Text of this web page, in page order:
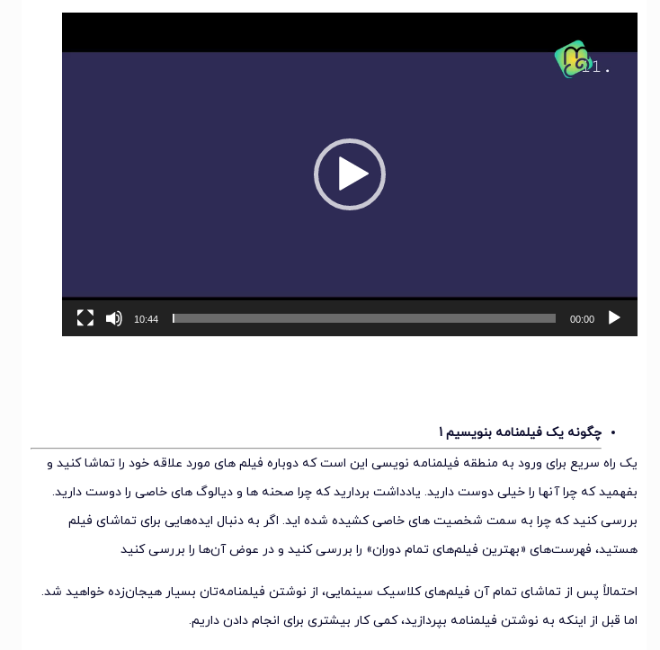
ویدیو
00:00
10:44
چگونه یک فیلمنامه بنویسیم 1
یک راه سریع برای ورود به منطقه فیلمنامه نویسی این است که دوباره فیلم های مورد علاقه خود را تماشا کنید و
بفهمید که چرا آنها را خیلی دوست دارید. یادداشت بردارید که چرا صحنه ها و دیالوگ های خاصی را دوست دارید.
بررسی کنید که چرا به سمت شخصیت های خاصی کشیده شده اید. اگر به دنبال ایده‌هایی برای تماشای فیلم
هستید، فهرست‌های «بهترین فیلم‌های تمام دوران» را بررسی کنید و در عوض آن‌ها را بررسی کنید
احتمالاً پس از تماشای تمام آن فیلم‌های کلاسیک سینمایی، از نوشتن فیلمنامه‌تان بسیار هیجان‌زده خواهید شد.
اما قبل از اینکه به نوشتن فیلمنامه بپردازید، کمی کار بیشتری برای انجام دادن داریم.